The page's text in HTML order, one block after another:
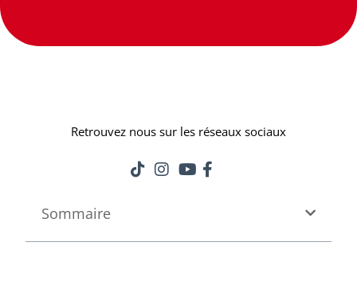
Retrouvez nous sur les réseaux sociaux
Sommaire